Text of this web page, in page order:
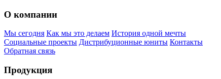
О компании
Мы сегодня Как мы это делаем История одной мечты
Социальные проекты Дистрибуционные юниты Контакты
Обратная связь
Продукция